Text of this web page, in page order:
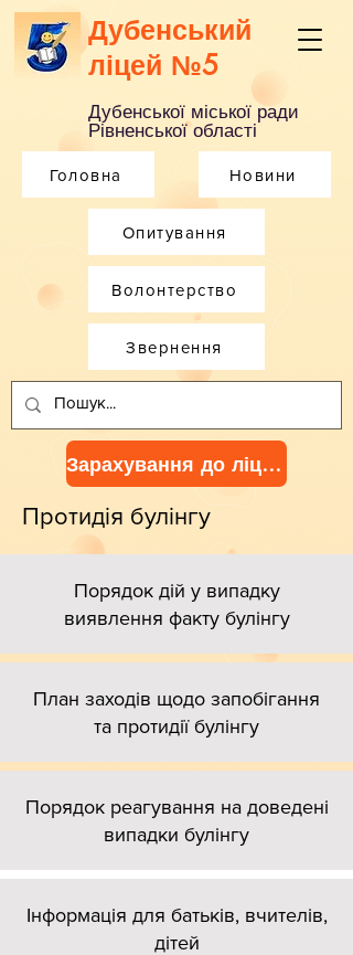
Дубенський
ліцей №5
Дубенської міської ради
Рівненської області
Головна Новини
Опитування
Зарахування до ліцею
Волонтерство
Звернення
Протидія булінгу
Порядок дій у випадку
виявлення факту булінгу
План заходів щодо запобігання
та протидії булінгу
Порядок реагування на доведені
випадки булінгу
Інформація для батьків, вчителів,
дітей